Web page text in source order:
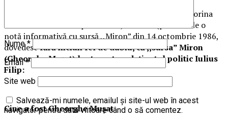
Documentele prezentate în exclusivitate de către Sorina
Matei în data de 12 aprilie 2019, la B1TV (printre ele o
notă informativă cu sursă ,,Miron” din 14 octombrie 1986,
dovedescfără niciun fel de dubiu, că ,,sursa” Miron
(Gheorghe Mușat) l-a turnat pe deținutul politic Iulius
Filip:
Cine a fost Gheorghe Mușat
Nume*
Email*
Site web
Salvează-mi numele, emailul și site-ul web în acest
navigator pentru data viitoare când o să comentez.